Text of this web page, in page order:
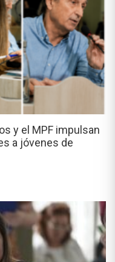
y el MPF impulsan
a jóvenes de